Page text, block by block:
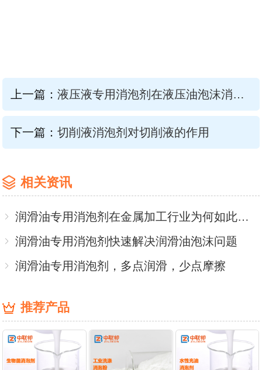
上一篇： 液压液专用消泡剂在液压油泡沫消除中的应用
下一篇： 切削液消泡剂对切削液的作用
相关资讯
润滑油专用消泡剂在金属加工行业为何如此受捧？
润滑油专用消泡剂快速解决润滑油泡沫问题
润滑油专用消泡剂，多点润滑，少点摩擦
推荐产品